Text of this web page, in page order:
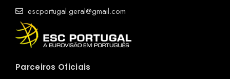
escportugal.geral@gmail.com
Parceiros Oficiais